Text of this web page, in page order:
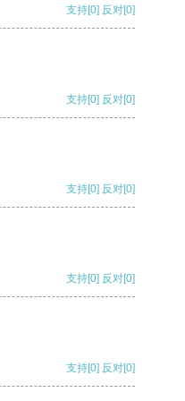
支持[0] 反对[0]
支持[0] 反对[0]
支持[0] 反对[0]
支持[0] 反对[0]
支持[0] 反对[0]